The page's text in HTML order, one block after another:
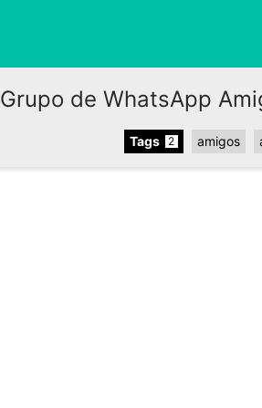
Grupo de WhatsApp
Tags 2 amigos